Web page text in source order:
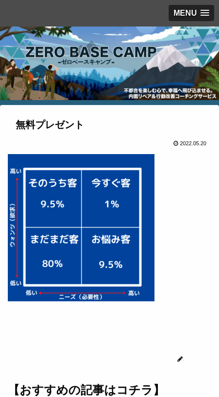
MENU
無料プレゼント
2022.05.20
【おすすめの記事はコチラ】